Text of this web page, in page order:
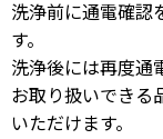
洗浄前に通電確認
す。
洗浄後には再度通
お取り扱いできる
いただけます。